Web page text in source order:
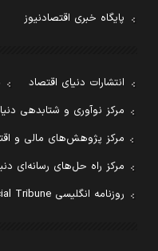
پایگاه خبری اقتصادنیوز
انتشارات دنیای اقتصاد
مرکز نوآوری و شتابدهی
مرکز پژوهش‌های مالی و
مرکز راه حل‌های رسانه‌ای
روزنامه انگلیسی Financial Tribune